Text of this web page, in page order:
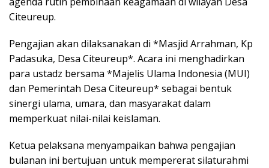
Citeureup.
Pengajian akan dilaksanakan di *Masjid Arrahman, Kp
Padasuka, Desa Citeureup*. Acara ini menghadirkan
para ustadz bersama *Majelis Ulama Indonesia (MUI)
dan Pemerintah Desa Citeureup* sebagai bentuk
sinergi ulama, umara, dan masyarakat dalam
memperkuat nilai-nilai keislaman.
Ketua pelaksana menyampaikan bahwa pengajian
bulanan ini bertujuan untuk mempererat silaturahmi